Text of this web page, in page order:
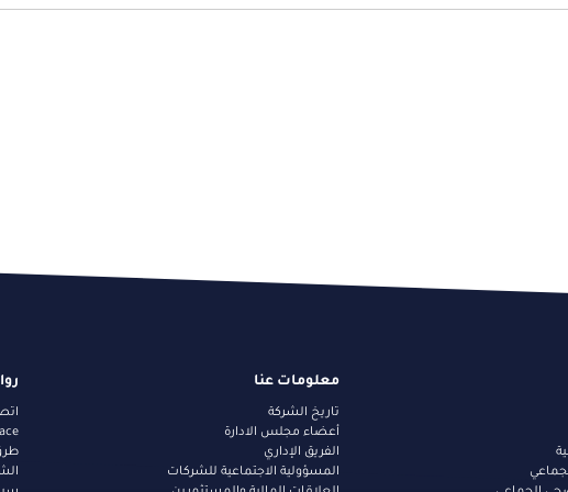
معلومات عنا
تاريخ الشركة
أعضاء مجلس الادارة
الفريق الإداري
المسؤولية الاجتماعية للشركات